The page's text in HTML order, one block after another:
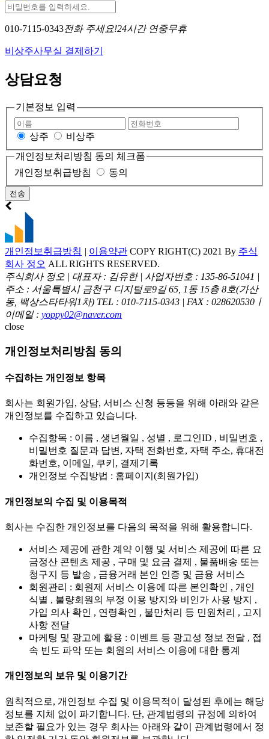
010-7115-0343전화 주세요!24시간 연중무휴
비상주사무실 결제하기
상담요청
기본정보 입력
상주
비상주
개인정보처리방침 동의 체크폼
개인정보취급방침
동의
전송
개인정보취급방침 | 이용약관 COPY RIGHT(C) 2021 By 주식
회사 정오 ALL RIGHTS RESERVED.
주식회사 정오 | 대표자 : 김유한 | 사업자번호 : 135-86-51041 |
주소 : 서울특별시 금천구 디지털로9길 65, 1동 15층 8호(가산
동, 백상스타타워1차) TEL : 010-7115-0343 | FAX : 028620530ㅣ
이메일 : yoppy02@naver.com
close
개인정보처리방침 동의
수집하는 개인정보 항목
회사는 회원가입, 상담, 서비스 신청 등등을 위해 아래와 같은
개인정보를 수집하고 있습니다.
수집항목 : 이름 , 생년월일 , 성별 , 로그인ID , 비밀번호 ,
비밀번호 질문과 답변, 자택 전화번호, 자택 주소, 휴대전
화번호, 이메일, 쿠키, 결제기록
개인정보 수집방법 : 홈페이지(회원가입)
개인정보의 수집 및 이용목적
회사는 수집한 개인정보를 다음의 목적을 위해 활용합니다.
서비스 제공에 관한 계약 이행 및 서비스 제공에 따른 요
금정산 콘텐츠 제공 , 구매 및 요금 결제 , 물품배송 또는
청구지 등 발송 , 금융거래 본인 인증 및 금융 서비스
회원관리 : 회원제 서비스 이용에 따른 본인확인 , 개인
식별 , 불량회원의 부정 이용 방지와 비인가 사용 방지 ,
가입 의사 확인 , 연령확인 , 불만처리 등 민원처리 , 고지
사항 전달
마케팅 및 광고에 활용 : 이벤트 등 광고성 정보 전달 , 접
속 빈도 파악 또는 회원의 서비스 이용에 대한 통계
개인정보의 보유 및 이용기간
원칙적으로, 개인정보 수집 및 이용목적이 달성된 후에는 해당
정보를 지체 없이 파기합니다. 단, 관계법령의 규정에 의하여
보존할 필요가 있는 경우 회사는 아래와 같이 관계법령에서 정